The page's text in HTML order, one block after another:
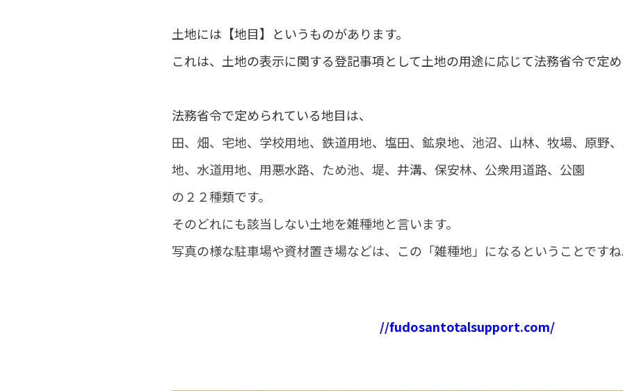
土地には【地目】というものがあります。
これは、土地の表示に関する登記事項として土地の用途に応じて法務省令で定
法務省令で定められている地目は、
田、畑、宅地、学校用地、鉄道用地、塩田、鉱泉地、池沼、山林、牧場、原野
地、水道用地、用悪水路、ため池、堤、井溝、保安林、公衆用道路、公園
の２２種類です。
そのどれにも該当しない土地を雑種地と言います。
写真の様な駐車場や資材置き場などは、この「雑種地」になるということです
//fudosantotalsupport.com/